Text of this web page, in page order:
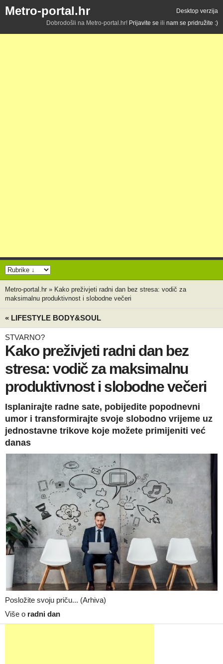
Metro-portal.hr
Desktop verzija
Dobrodošli na Metro-portal.hr! Prijavite se ili nam se pridružite :)
Metro-portal.hr » Kako preživjeti radni dan bez stresa: vodič za
maksimalnu produktivnost i slobodne večeri
« LIFESTYLE BODY&SOUL
STVARNO?
Kako preživjeti radni dan bez
stresa: vodič za maksimalnu
produktivnost i slobodne večeri
Isplanirajte radne sate, pobijedite popodnevni
umor i transformirajte svoje slobodno vrijeme uz
jednostavne trikove koje možete primijeniti već
danas
Posložite svoju priču... (Arhiva)
Više o radni dan